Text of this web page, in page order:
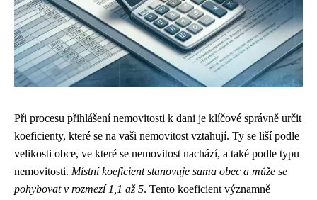
Při procesu přihlášení nemovitosti k dani je klíčové správně určit
koeficienty, které se na vaši nemovitost vztahují. Ty se liší podle
velikosti obce, ve které se nemovitost nachází, a také podle typu
nemovitosti. Místní koeficient stanovuje sama obec a může se
pohybovat v rozmezí 1,1 až 5. Tento koeficient významně